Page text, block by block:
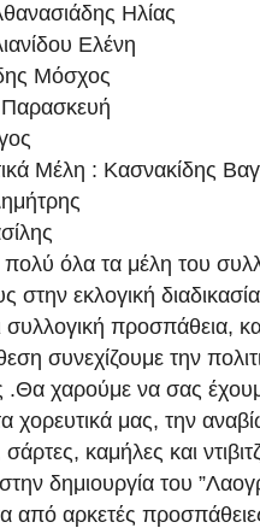
Ηλίας
Ελένη
Μόσχος
Μέλη : Κασνακίδης
όλα τα μέλη του
στην εκλογική
προσπάθεια,
συνεχίζουμε την
.Θα χαρούμε να σας
χορευτικά μας, την
σάρτες, καμήλες και
δημιουργία του
από αρκετές